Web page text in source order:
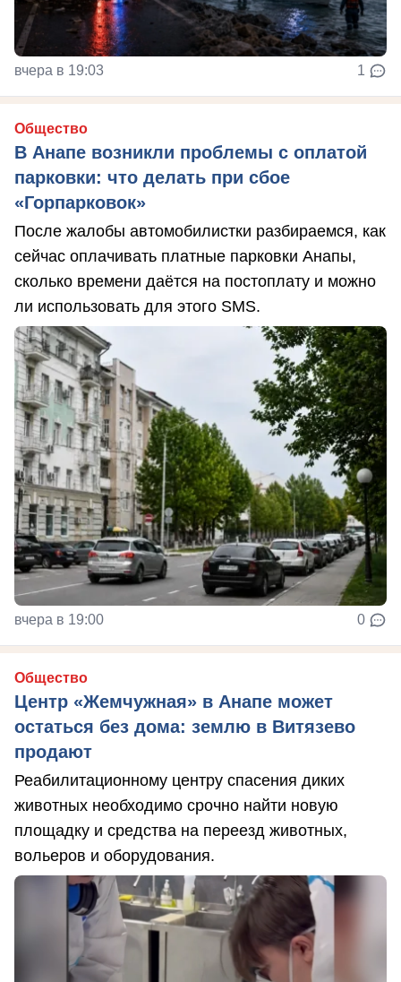
вчера в 19:03 1
Общество
В Анапе возникли проблемы с оплатой
парковки: что делать при сбое
«Горпарковок»
После жалобы автомобилистки разбираемся, как
сейчас оплачивать платные парковки Анапы,
сколько времени даётся на постоплату и можно
ли использовать для этого SMS.
вчера в 19:00 0
Общество
Центр «Жемчужная» в Анапе может
остаться без дома: землю в Витязево
продают
Реабилитационному центру спасения диких
животных необходимо срочно найти новую
площадку и средства на переезд животных,
вольеров и оборудования.